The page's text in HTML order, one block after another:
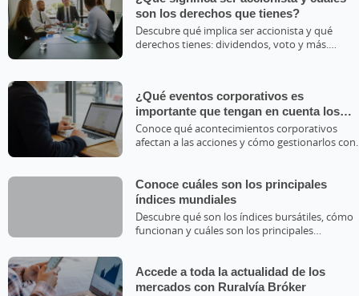
son los derechos que tienes?
Descubre qué implica ser accionista y qué
derechos tienes: dividendos, voto y más.
¿Qué eventos corporativos es
importante que tengan en cuenta los
accionistas?
Conoce qué acontecimientos corporativos
afectan a las acciones y cómo gestionarlos con
Conoce cuáles son los principales
índices mundiales
Descubre qué son los índices bursátiles, cómo
funcionan y cuáles son los principales
Accede a toda la actualidad de los
mercados con Ruralvía Bróker